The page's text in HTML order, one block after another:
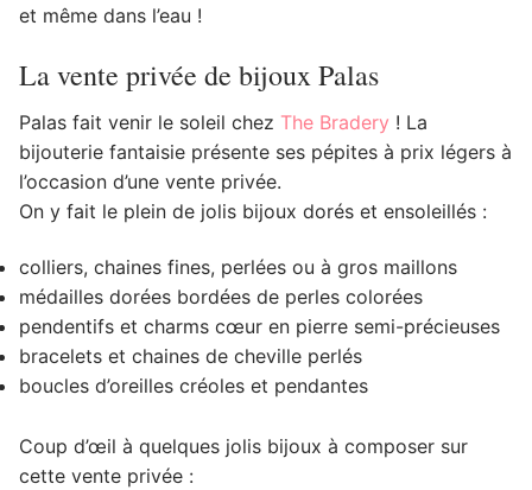
et même dans l’eau !
La vente privée de bijoux Palas
Palas fait venir le soleil chez The Bradery ! La
bijouterie fantaisie présente ses pépites à prix légers à
l’occasion d’une vente privée.
On y fait le plein de jolis bijoux dorés et ensoleillés :
colliers, chaines fines, perlées ou à gros maillons
médailles dorées bordées de perles colorées
pendentifs et charms cœur en pierre semi-précieuses
bracelets et chaines de cheville perlés
boucles d’oreilles créoles et pendantes
Coup d’œil à quelques jolis bijoux à composer sur
cette vente privée :